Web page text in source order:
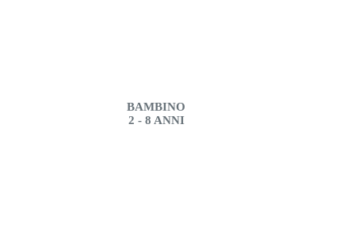
BAMBINO
2 - 8 ANNI